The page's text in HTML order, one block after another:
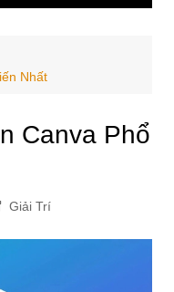
Nhất
Canva Phổ
Giải Trí